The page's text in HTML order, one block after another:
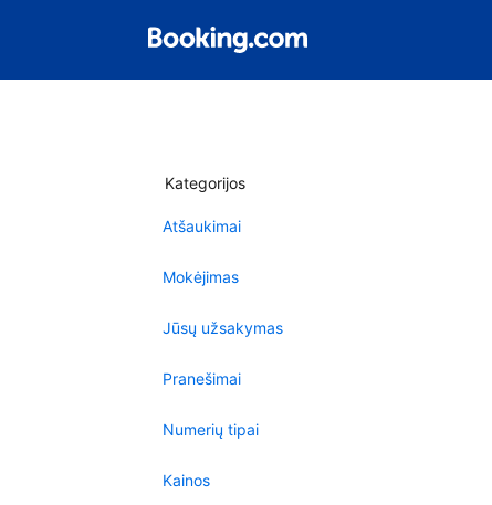
Kategorijos
Atšaukimai
Mokėjimas
Jūsų užsakymas
Pranešimai
Numerių tipai
Kainos